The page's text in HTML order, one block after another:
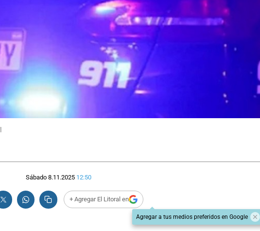
Sábado 8.11.2025 12:50
+ Agregar El Litoral en
Agregar a tus medios preferidos en Google